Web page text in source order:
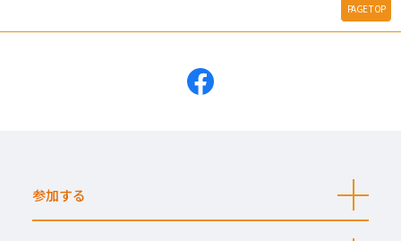
PAGE TOP
参加する
開
く